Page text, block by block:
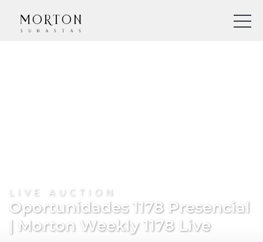
LIVE AUCTION
Oportunidades 1178 Presencial
| Morton Weekly 1178 Live